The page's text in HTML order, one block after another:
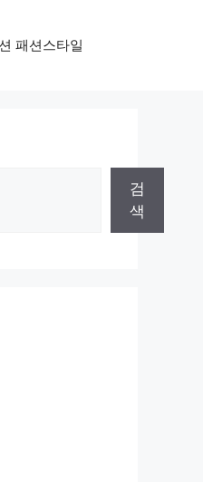
패션스타일
검
색